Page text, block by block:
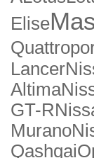
Elise
Lancer
Altima
GT-R
Murano
Qashqai